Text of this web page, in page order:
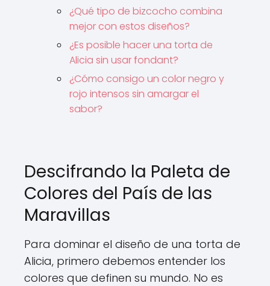
¿Qué tipo de bizcocho combina
mejor con estos diseños?
¿Es posible hacer una torta de
Alicia sin usar fondant?
¿Cómo consigo un color negro y
rojo intensos sin amargar el
sabor?
Descifrando la Paleta de
Colores del País de las
Maravillas
Para dominar el diseño de una torta de
Alicia, primero debemos entender los
colores que definen su mundo. No es